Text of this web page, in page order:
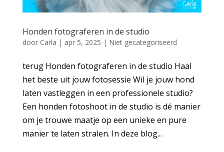
Honden fotograferen in de studio
door Carla | apr 5, 2025 | Niet gecategoriseerd
terug Honden fotograferen in de studio Haal
het beste uit jouw fotosessie Wil je jouw hond
laten vastleggen in een professionele studio?
Een honden fotoshoot in de studio is dé manier
om je trouwe maatje op een unieke en pure
manier te laten stralen. In deze blog...